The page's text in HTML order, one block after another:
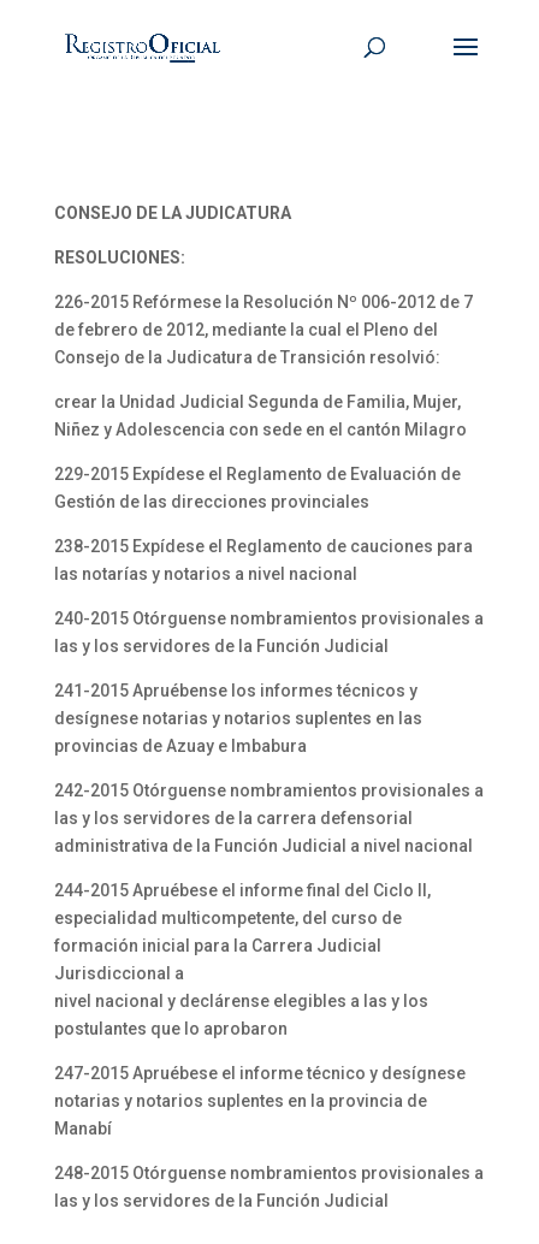
CONSEJO DE LA JUDICATURA
RESOLUCIONES:
226-2015 Refórmese la Resolución Nº 006-2012 de 7
de febrero de 2012, mediante la cual el Pleno del
Consejo de la Judicatura de Transición resolvió:
crear la Unidad Judicial Segunda de Familia, Mujer,
Niñez y Adolescencia con sede en el cantón Milagro
229-2015 Expídese el Reglamento de Evaluación de
Gestión de las direcciones provinciales
238-2015 Expídese el Reglamento de cauciones para
las notarías y notarios a nivel nacional
240-2015 Otórguense nombramientos provisionales a
las y los servidores de la Función Judicial
241-2015 Apruébense los informes técnicos y
desígnese notarias y notarios suplentes en las
provincias de Azuay e Imbabura
242-2015 Otórguense nombramientos provisionales a
las y los servidores de la carrera defensorial
administrativa de la Función Judicial a nivel nacional
244-2015 Apruébese el informe final del Ciclo II,
especialidad multicompetente, del curso de
formación inicial para la Carrera Judicial
Jurisdiccional a
nivel nacional y declárense elegibles a las y los
postulantes que lo aprobaron
247-2015 Apruébese el informe técnico y desígnese
notarias y notarios suplentes en la provincia de
Manabí
248-2015 Otórguense nombramientos provisionales a
las y los servidores de la Función Judicial